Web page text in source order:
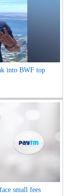
into BWF top
small fees